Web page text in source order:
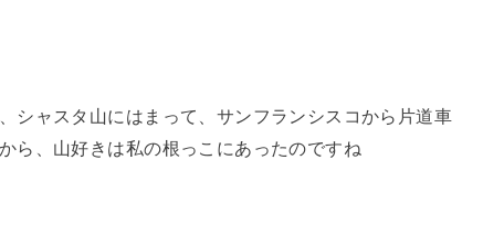
シャスタ山にはまって、サンフランシスコから片道車
ら、山好きは私の根っこにあったのですね